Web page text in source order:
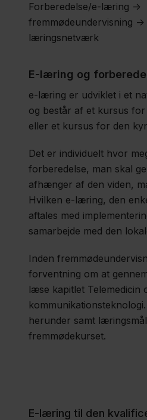
Forberedelse/e-læring ->
fremmødeundervisning ->
læringsnetværk
E-læring og
e-læring er udviklet i et
og består af et kursus
eller et kursus for den
Det er individuelt hvor
forberedelse, man skal
afhænger af den viden,
Hvilken e-læring, den
aftales med
samarbejde med den
Inden
forventning om at
læse kapitlet Telemedicin
herunder samt
fremmødekurset.
E-læring til den